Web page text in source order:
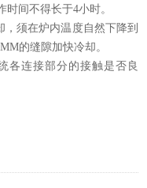
间不得长于4小时。
须在炉内温度自然下降到
的缝隙加快冷却。
各连接部分的接触是否良